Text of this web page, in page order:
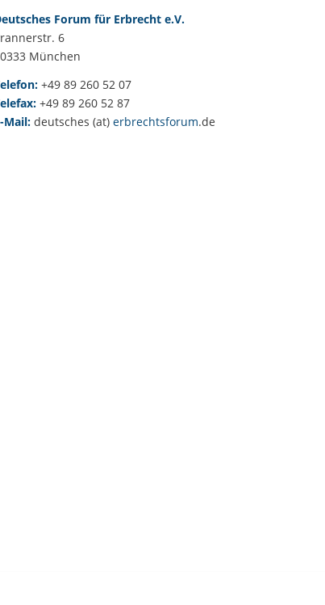
Forum für Erbrecht e.V.
6
München
+49 89 260 52 07
+49 89 260 52 87
Mail:deutsches (at)erbrechtsforum.de